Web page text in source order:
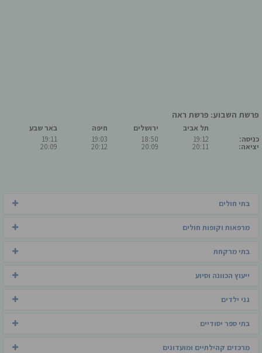
פרשת השבוע: פרשת ראה
כניסה:
יציאה:
תל אביב
19:12
20:11
ירושלים
18:50
20:09
חיפה
19:03
20:12
באר שבע
19:11
20:09
בתי חולים
מרפאות וקופות חולים
בתי מרקחת
ייעוץ הכוונה וסיוע
גני ילדים
בתי ספר יסודיים
מרכזים קהילתיים ומועדונים